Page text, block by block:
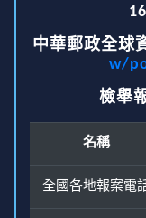
中華郵政全球
w/
檢舉
名稱
全國各地報案電